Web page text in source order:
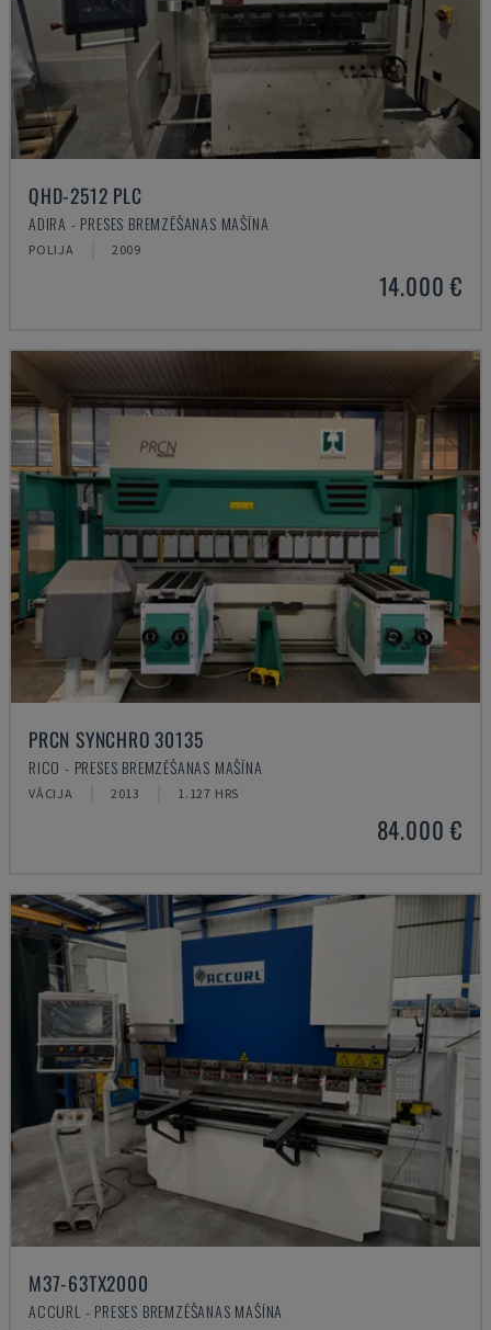
QHD-2512 PLC
ADIRA - PRESES BREMZĒŠANAS MAŠĪNA
POLIJA 2009
14.000 €
PRCN SYNCHRO 30135
RICO - PRESES BREMZĒŠANAS MAŠĪNA
VĀCIJA 2013 1.127 HRS
84.000 €
M37-63TX2000
ACCURL - PRESES BREMZĒŠANAS MAŠĪNA